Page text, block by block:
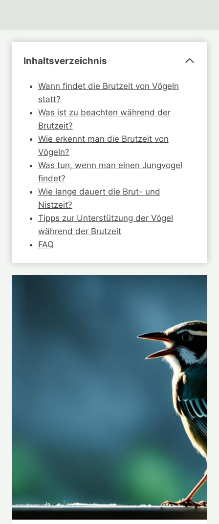
Inhaltsverzeichnis
Wann findet die Brutzeit von Vögeln
statt?
Was ist zu beachten während der
Brutzeit?
Wie erkennt man die Brutzeit von
Vögeln?
Was tun, wenn man einen Jungvogel
findet?
Wie lange dauert die Brut- und
Nistzeit?
Tipps zur Unterstützung der Vögel
während der Brutzeit
FAQ